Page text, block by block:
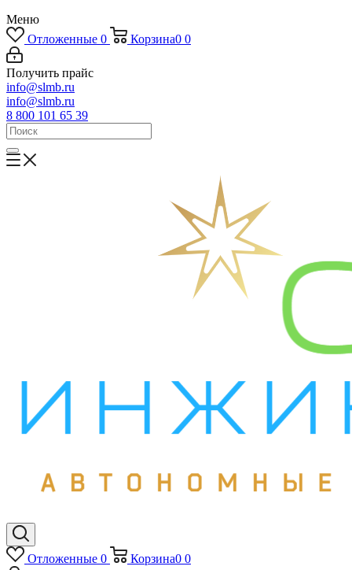
Меню
Отложенные 0 Корзина0 0
Получить прайс
info@slmb.ru
info@slmb.ru
8 800 101 65 39
Отложенные 0 Корзина0 0